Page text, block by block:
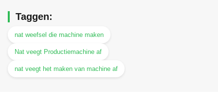
Taggen:
nat weefsel die machine maken
Nat veegt Productiemachine af
nat veegt het maken van machine af